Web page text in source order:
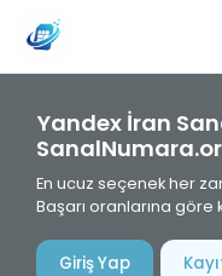
Yandex İran
En ucuz seçenek her
Başarı oranlarına göre
Giriş Yap